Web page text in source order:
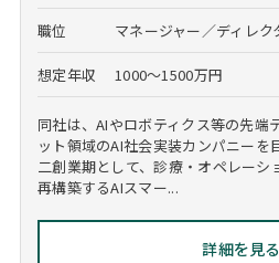
職位 マネージャー／ディレク
想定年収 1000～1500万円
同社は、AIやロボティクス等の先端
ット領域のAI社会実装カンパニーを
二創業期として、診療・オペレーシ
再構築するAIスマー...
詳細を見る